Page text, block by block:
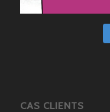
CAS CLIENTS